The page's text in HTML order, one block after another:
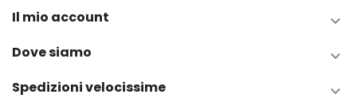
Il mio account 
Dove siamo 
Spedizioni velocissime 